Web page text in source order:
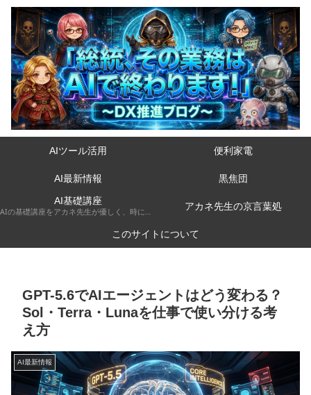
AIツール活用 便利家電
AI最新情報
黒焦団
AI基礎講座
アカネ先生の京言葉処
このサイトについて
GPT-5.6でAIエージェントはどう変わる？
Sol・Terra・Lunaを仕事で使い分ける考
え方
AI最新情報